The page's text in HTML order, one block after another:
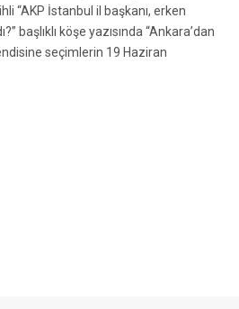
“AKP İstanbul il başkanı, erken
başlıklı köşe yazısında “Ankara’dan
seçimlerin 19 Haziran